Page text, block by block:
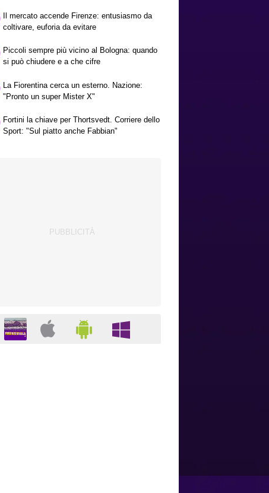
Il mercato accende Firenze: entusiasmo da
coltivare, euforia da evitare
Piccoli sempre più vicino al Bologna: quando
si può chiudere e a che cifre
La Fiorentina cerca un esterno. Nazione:
"Pronto un super Mister X"
Fortini la chiave per Thortsvedt. Corriere dello
Sport: "Sul piatto anche Fabbian"